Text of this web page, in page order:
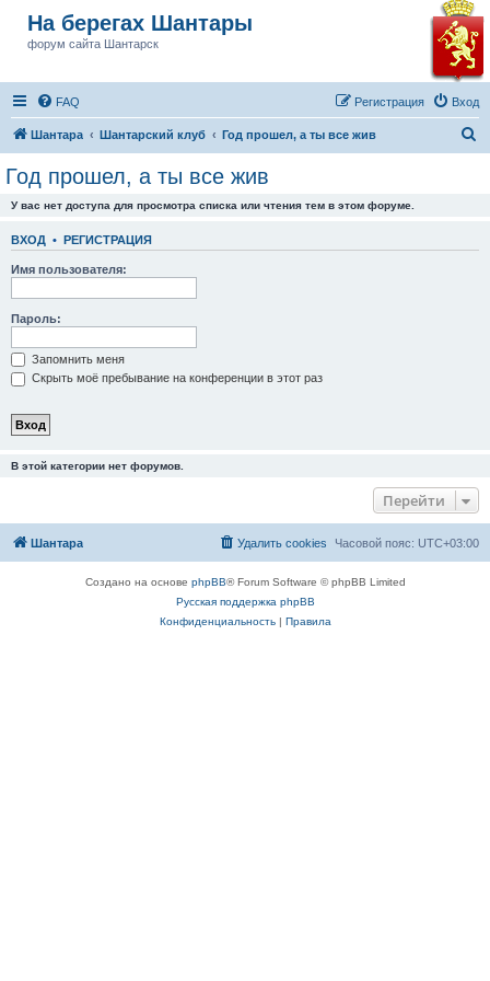
На берегах Шантары
форум сайта Шантарск
FAQ Вход
Регистрация
Шантара Шантарский клуб Год прошел, а ты все жив
Год прошел, а ты все жив
У вас нет доступа для просмотра списка или чтения тем в этом форуме.
ВХОД • РЕГИСТРАЦИЯ
Имя пользователя:
Пароль:
Запомнить меня
Скрыть моё пребывание на конференции в этот раз
В этой категории нет форумов.
Перейти
Шантара Часовой пояс: UTC+03:00
Удалить cookies
Создано на основе phpBB® Forum Software © phpBB Limited
Русская поддержка phpBB
Конфиденциальность| Правила